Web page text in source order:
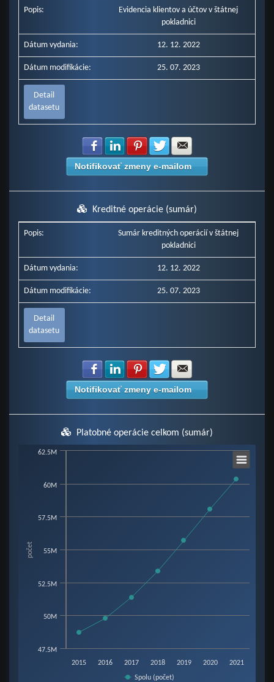
Popis:
Evidencia klientov a účtov v štátnej
pokladnici
Dátum vydania: 12. 12. 2022
Dátum modifikácie: 25. 07. 2023
Detail
datasetu
Zdielať na Facebook
Zdielať na LinkedIn
Zdielať na Pinterest
Zdielať na Twitter
Notifikovať zmeny e-mailom
Kreditné operácie (sumár)
Popis:
Sumár kreditných operácií v štátnej
pokladnici
Dátum vydania: 12. 12. 2022
Dátum modifikácie: 25. 07. 2023
Detail
datasetu
Zdielať na Facebook
Zdielať na LinkedIn
Zdielať na Pinterest
Zdielať na Twitter
Notifikovať zmeny e-mailom
Platobné operácie celkom (sumár)
Chart
The chart has 1 X axis displaying categories.
The chart has 1 Y axis displaying počet. Data ranges from 48718514 to
počet
Spolu (počet)
2015 2016 2017 2018 2019 2020 2021
47.5M
50M
52.5M
55M
57.5M
60M
62.5M